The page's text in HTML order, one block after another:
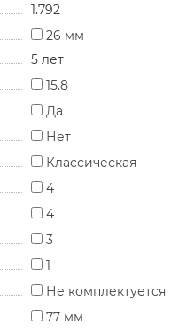
1.792
26 мм
5 лет
15.8
Да
Нет
Классическая
4
4
3
1
Не комплектуется
77 мм